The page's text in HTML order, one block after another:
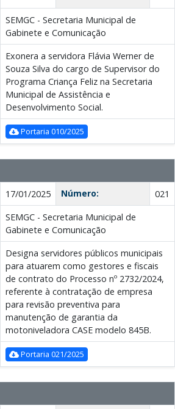
SEMGC - Secretaria Municipal de
Gabinete e Comunicação
Exonera a servidora Flávia Werner de
Souza Silva do cargo de Supervisor do
Programa Criança Feliz na Secretaria
Municipal de Assistência e
Desenvolvimento Social.
Portaria 010/2025
17/01/2025 Número:
021
SEMGC - Secretaria Municipal de
Gabinete e Comunicação
Designa servidores públicos municipais
para atuarem como gestores e fiscais
de contrato do Processo nº 2732/2024,
referente à contratação de empresa
para revisão preventiva para
manutenção de garantia da
motoniveladora CASE modelo 845B.
Portaria 021/2025